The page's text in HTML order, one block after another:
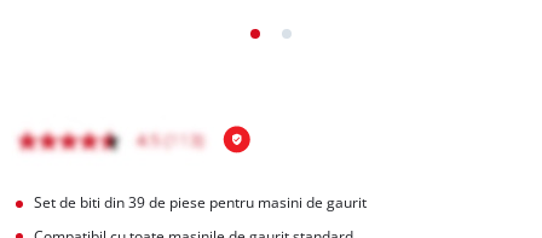
Set de biti din 39 de piese pentru masini de gaurit